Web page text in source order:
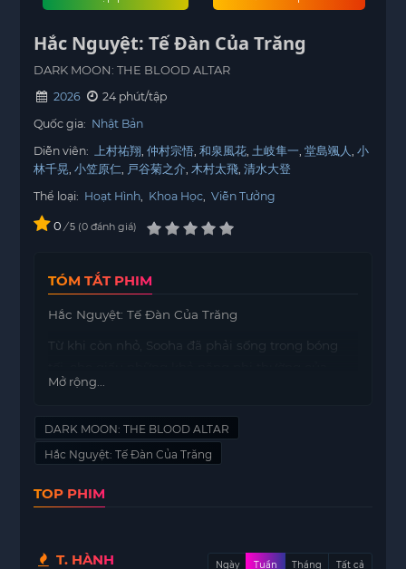
Hắc Nguyệt: Tế Đàn Của Trăng
DARK MOON: THE BLOOD ALTAR
2026
24 phút/tập
Quốc gia: Nhật Bản
Diễn viên:
上村祐翔 仲村宗悟 和泉風花 土岐隼一 堂島颯人
小
林千晃 小笠原仁 戸谷菊之介 木村太飛 清水大登
Thể loại: Hoạt Hình Khoa Học Viễn Tưởng
0 / 5 0 đánh giá
TÓM TẮT PHIM
Hắc Nguyệt: Tế Đàn Của Trăng
Từ khi còn nhỏ, Sooha đã phải sống trong bóng
mình để tránh bị mọi người hiểu lầm là ma cà
cái chết của người bạn thân thiết nhất. Mang theo
nỗi oan ức không thể giải tỏa, Sooha quyết định
nổi tiếng với các lớp học vào ban đêm, nơi mà
Tại Học viện Decelis, Sooha gặp gỡ Heli cùng với
Mở rộng...
DARK MOON: THE BLOOD ALTAR
Hắc Nguyệt: Tế Đàn Của Trăng
TOP PHIM
T. HÀNH Ngày Tuần Tháng Tất cả